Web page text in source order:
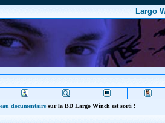
Largo
documentairesur la BD Largo Winch est sorti !